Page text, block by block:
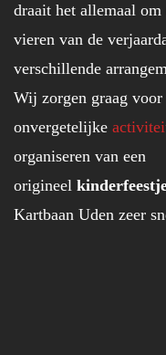
draait het allemaal om
vieren van de
verschillende
Wij zorgen graag voor
onvergetelijke
organiseren van een
origineel
Kartbaan Uden zeer